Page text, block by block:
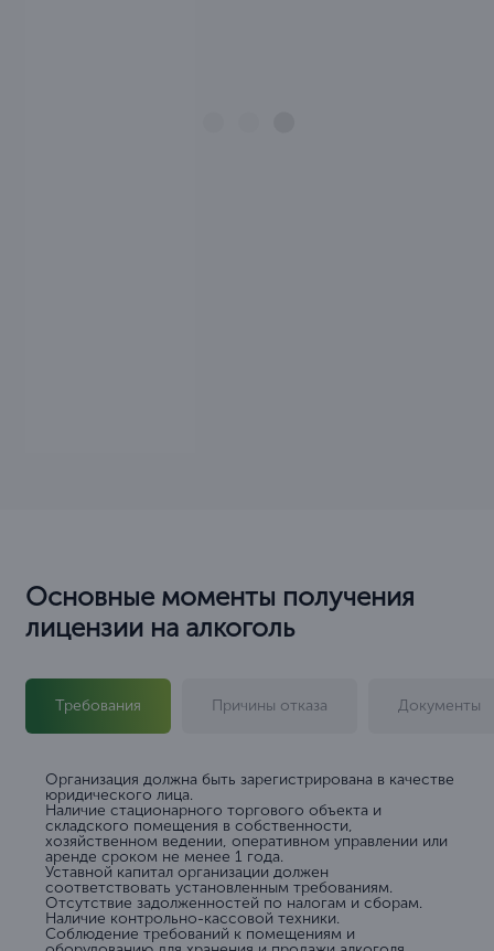
Основные моменты получения
лицензии на алкоголь
Требования Причины отказа Документы
Организация должна быть зарегистрирована в качестве
юридического лица.
Наличие стационарного торгового объекта и
складского помещения в собственности,
хозяйственном ведении, оперативном управлении или
аренде сроком не менее 1 года.
Уставной капитал организации должен
соответствовать установленным требованиям.
Отсутствие задолженностей по налогам и сборам.
Наличие контрольно-кассовой техники.
Соблюдение требований к помещениям и